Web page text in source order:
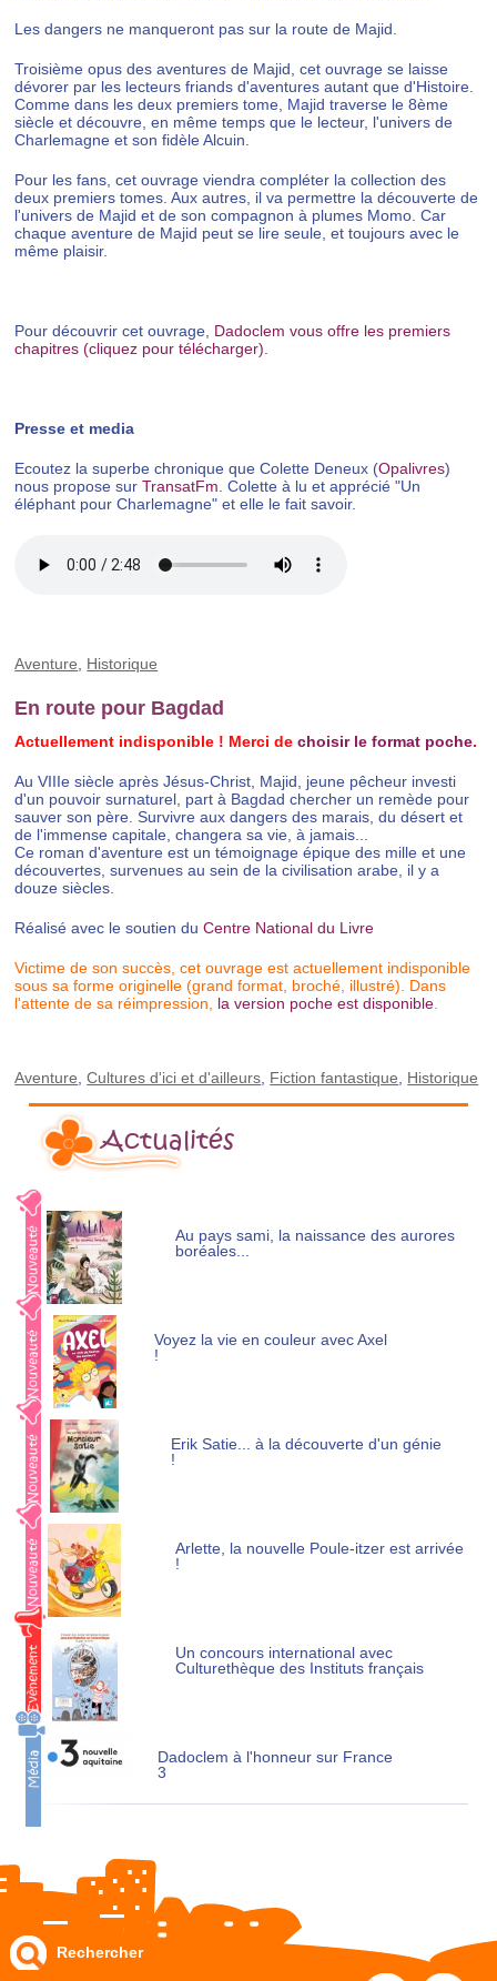
Les dangers ne manqueront pas sur la route de Majid.
Troisième opus des aventures de Majid, cet ouvrage se laisse
dévorer par les lecteurs friands d'aventures autant que d'Histoire.
Comme dans les deux premiers tome, Majid traverse le 8ème
siècle et découvre, en même temps que le lecteur, l'univers de
Charlemagne et son fidèle Alcuin.
Pour les fans, cet ouvrage viendra compléter la collection des
deux premiers tomes. Aux autres, il va permettre la découverte de
l'univers de Majid et de son compagnon à plumes Momo. Car
chaque aventure de Majid peut se lire seule, et toujours avec le
même plaisir.
Pour découvrir cet ouvrage, Dadoclem vous offre les premiers
chapitres (cliquez pour télécharger).
Presse et media
Ecoutez la superbe chronique que Colette Deneux (Opalivres)
nous propose surTransatFm. Colette à lu et apprécié "Un
éléphant pour Charlemagne" et elle le fait savoir.
Aventure, Historique
En route pour Bagdad
Actuellement indisponible ! Merci dechoisir le format poche.
Au VIIIe siècle après Jésus-Christ, Majid, jeune pêcheur investi
d'un pouvoir surnaturel, part à Bagdad chercher un remède pour
sauver son père. Survivre aux dangers des marais, du désert et
de l'immense capitale, changera sa vie, à jamais...
Ce roman d'aventure est un témoignage épique des mille et une
découvertes, survenues au sein de la civilisation arabe, il y a
douze siècles.
Réalisé avec le soutien du Centre National du Livre
Victime de son succès, cet ouvrage est actuellement indisponible
sous sa forme originelle (grand format, broché, illustré). Dans
l'attente de sa réimpression, la version poche est disponible.
Aventure,Cultures d'ici et d'ailleurs, Fiction fantastique, Historique
Actualités
Au pays sami, la naissance des aurores
boréales...
Voyez la vie en couleur avec Axel
!
Erik Satie... à la découverte d'un génie
!
Arlette, la nouvelle Poule-itzer est arrivée
!
Un concours international avec
Culturethèque des Instituts français
Dadoclem à l'honneur sur France
3
Rechercher